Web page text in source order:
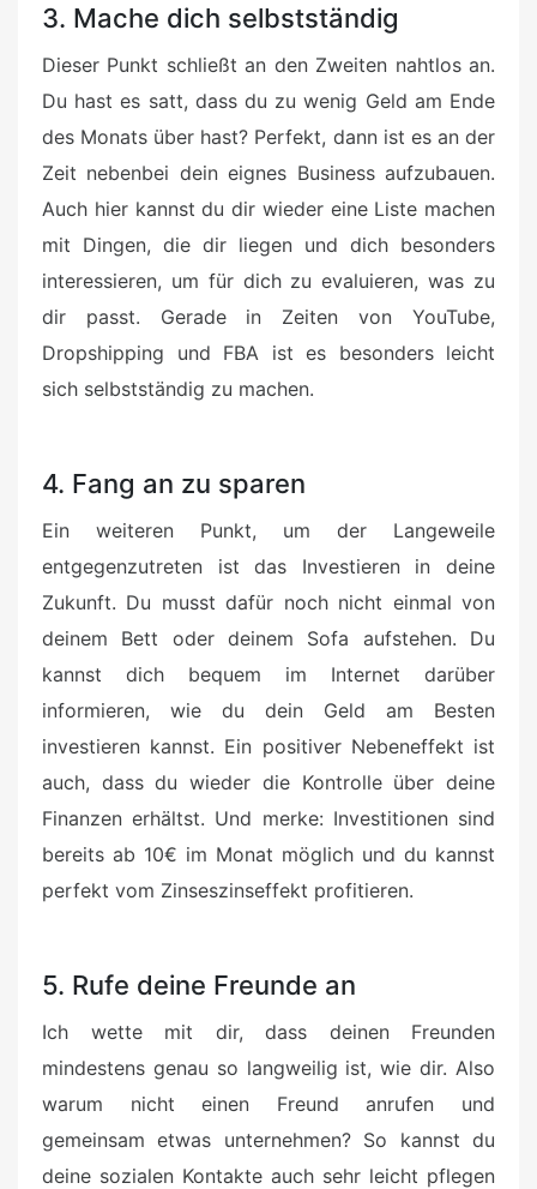
3. Mache dich selbstständig
Dieser Punkt schließt an den Zweiten nahtlos an.
Du hast es satt, dass du zu wenig Geld am Ende
des Monats über hast? Perfekt, dann ist es an der
Zeit nebenbei dein eignes Business aufzubauen.
Auch hier kannst du dir wieder eine Liste machen
mit Dingen, die dir liegen und dich besonders
interessieren, um für dich zu evaluieren, was zu
dir passt. Gerade in Zeiten von YouTube,
Dropshipping und FBA ist es besonders leicht
sich selbstständig zu machen.
4. Fang an zu sparen
Ein weiteren Punkt, um der Langeweile
entgegenzutreten ist das Investieren in deine
Zukunft. Du musst dafür noch nicht einmal von
deinem Bett oder deinem Sofa aufstehen. Du
kannst dich bequem im Internet darüber
informieren, wie du dein Geld am Besten
investieren kannst. Ein positiver Nebeneffekt ist
auch, dass du wieder die Kontrolle über deine
Finanzen erhältst. Und merke: Investitionen sind
bereits ab 10€ im Monat möglich und du kannst
perfekt vom Zinseszinseffekt profitieren.
5. Rufe deine Freunde an
Ich wette mit dir, dass deinen Freunden
mindestens genau so langweilig ist, wie dir. Also
warum nicht einen Freund anrufen und
gemeinsam etwas unternehmen? So kannst du
deine sozialen Kontakte auch sehr leicht pflegen